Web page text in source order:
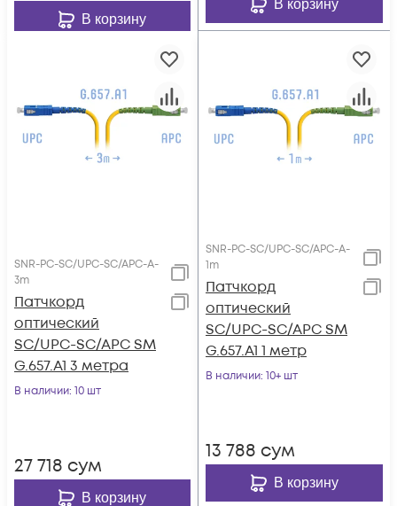
В корзину
В корзину
SNR-PC-SC/UPC-SC/APC-A-
3m
Патчкорд
оптический
SC/UPC-SC/APC SM
G.657.A1 3 метра
В наличии: 10 шт
27 718 сум
В корзину
SNR-PC-SC/UPC-SC/APC-A-
1m
Патчкорд
оптический
SC/UPC-SC/APC SM
G.657.A1 1 метр
В наличии: 10+ шт
13 788 сум
В корзину